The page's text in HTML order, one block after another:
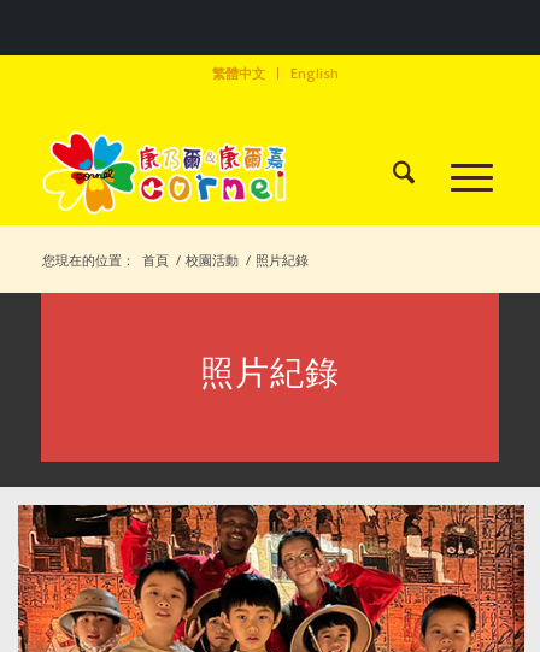
繁體中文 English
您現在的位置： 首頁 / 校園活動 / 照片紀錄
照片紀錄